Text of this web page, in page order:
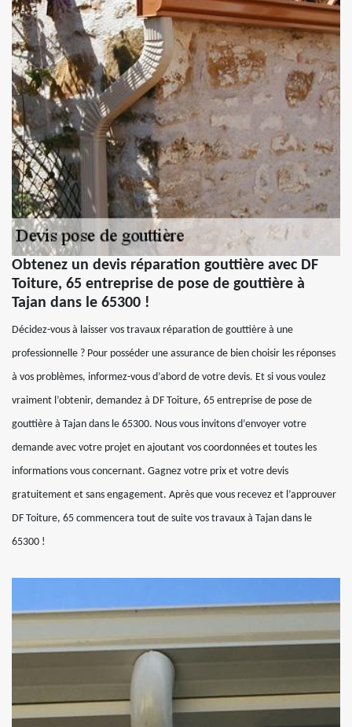
Obtenez un devis réparation gouttière avec DF
Toiture, 65 entreprise de pose de gouttière à
Tajan dans le 65300 !
Décidez-vous à laisser vos travaux réparation de gouttière à une
professionnelle ? Pour posséder une assurance de bien choisir les réponses
à vos problèmes, informez-vous d’abord de votre devis. Et si vous voulez
vraiment l’obtenir, demandez à DF Toiture, 65 entreprise de pose de
gouttière à Tajan dans le 65300. Nous vous invitons d’envoyer votre
demande avec votre projet en ajoutant vos coordonnées et toutes les
informations vous concernant. Gagnez votre prix et votre devis
gratuitement et sans engagement. Après que vous recevez et l’approuver
DF Toiture, 65 commencera tout de suite vos travaux à Tajan dans le
65300 !